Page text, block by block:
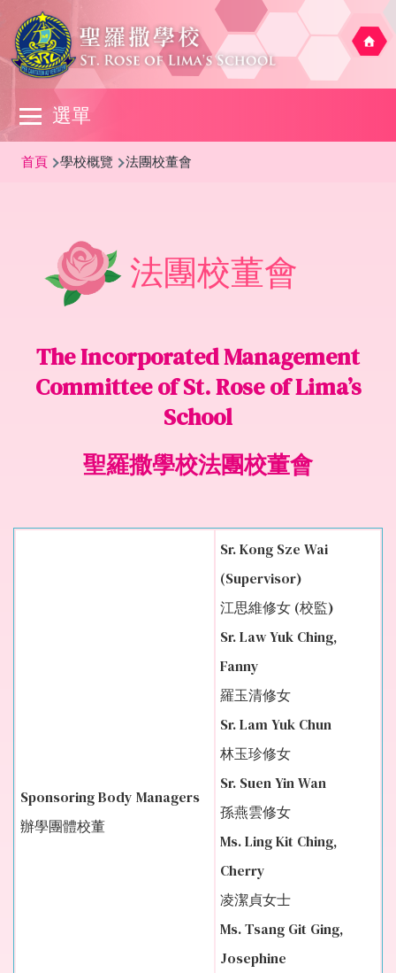
移至主內容
選單
Main
navigation
導
首頁 學校概覽 法團校董會
法團校董會
The Incorporated Management
Committee of St. Rose of Lima’s
School
聖羅撒學校法團校董會
Sponsoring Body Managers
辦學團體校董
Sr. Kong Sze Wai
(Supervisor)
江思維修女 (校監)
Sr. Law Yuk Ching,
Fanny
羅玉清修女
Sr. Lam Yuk Chun
林玉珍修女
Sr. Suen Yin Wan
孫燕雲修女
Ms. Ling Kit Ching,
Cherry
凌潔貞女士
Ms. Tsang Git Ging,
Josephine